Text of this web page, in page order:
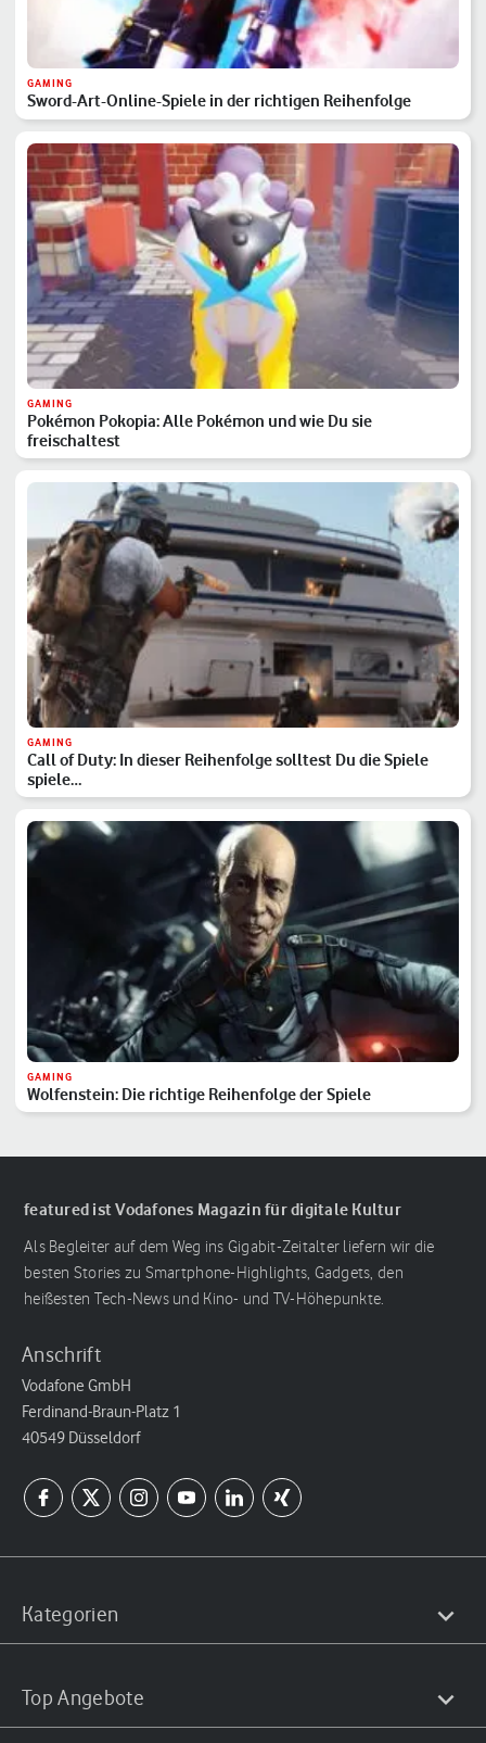
GAMING
Sword-Art-Online-Spiele in der richtigen Reihenfolge
GAMING
Pokémon Pokopia: Alle Pokémon und wie Du sie
freischaltest
GAMING
Call of Duty: In dieser Reihenfolge solltest Du die Spiele
spiele…
GAMING
Wolfenstein: Die richtige Reihenfolge der Spiele
featured ist Vodafones Magazin für digitale Kultur
Als Begleiter auf dem Weg ins Gigabit-Zeitalter liefern wir die
besten Stories zu Smartphone-Highlights, Gadgets, den
heißesten Tech-News und Kino- und TV-Höhepunkte.
Anschrift
Vodafone GmbH
Ferdinand-Braun-Platz 1
40549 Düsseldorf
Kategorien
Top Angebote